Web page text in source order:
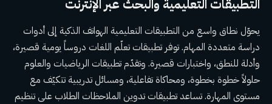
التطبيقات التعليمية والبحث عبر الإنترنت
يحوّل نطاق واسع من التطبيقات التعليمية الهواتف الذكية إلى أدوات
دراسة متعددة المهام. توفر تطبيقات تعلّم اللغات دروساً يومية قصيرة،
وأدلة للنطق، واختبارات قصيرة. وتقدّم تطبيقات الرياضيات والعلوم
حلولاً خطوة بخطوة، ومحاكاة تفاعلية، ومسائل تدريبية تتكيّف مع
مستوى المهارة. تساعد تطبيقات تدوين الملاحظات الطلاب على تنظيم